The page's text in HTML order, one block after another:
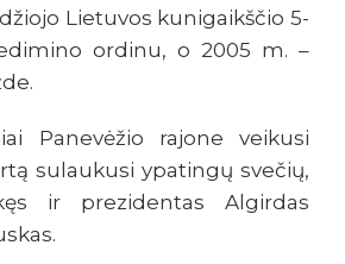
Lietuvos kunigaikščio 5-
ordinu, o 2005 m. –
Panevėžio rajone veikusi
sulaukusi ypatingų svečių,
ir prezidentas Algirdas